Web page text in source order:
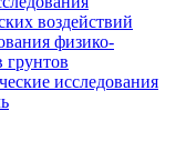
воздействий
физико-
грунтов
исследования